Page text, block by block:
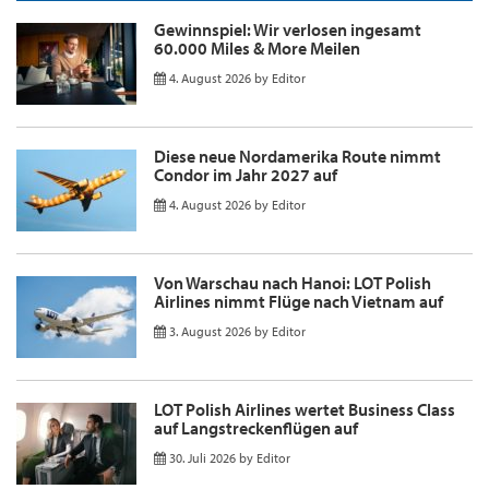
Gewinnspiel: Wir verlosen ingesamt
60.000 Miles & More Meilen
4. August 2026 by Editor
Diese neue Nordamerika Route nimmt
Condor im Jahr 2027 auf
4. August 2026 by Editor
Von Warschau nach Hanoi: LOT Polish
Airlines nimmt Flüge nach Vietnam auf
3. August 2026 by Editor
LOT Polish Airlines wertet Business Class
auf Langstreckenflügen auf
30. Juli 2026 by Editor